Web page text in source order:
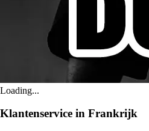
Loading...
Klantenservice in Frankrijk